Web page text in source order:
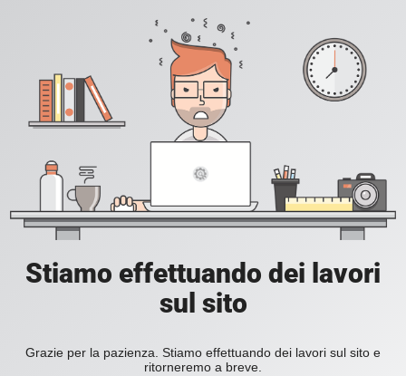
Stiamo effettuando dei lavori
sul sito
Grazie per la pazienza. Stiamo effettuando dei lavori sul sito e
ritorneremo a breve.